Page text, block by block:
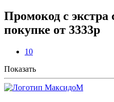
Промокод с
покупке от 3333р
10
Показать